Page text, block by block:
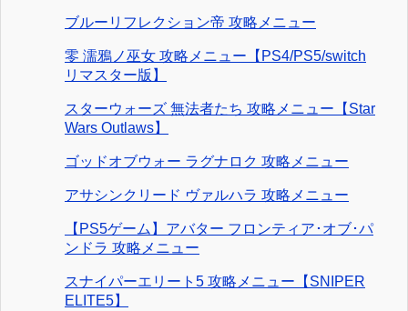
ブルーリフレクション帝 攻略メニュー
零 濡鴉ノ巫女 攻略メニュー【PS4/PS5/switch
リマスター版】
スターウォーズ 無法者たち 攻略メニュー【Star
Wars Outlaws】
ゴッドオブウォー ラグナロク 攻略メニュー
アサシンクリード ヴァルハラ 攻略メニュー
【PS5ゲーム】アバター フロンティア･オブ･パ
ンドラ 攻略メニュー
スナイパーエリート5 攻略メニュー【SNIPER
ELITE5】